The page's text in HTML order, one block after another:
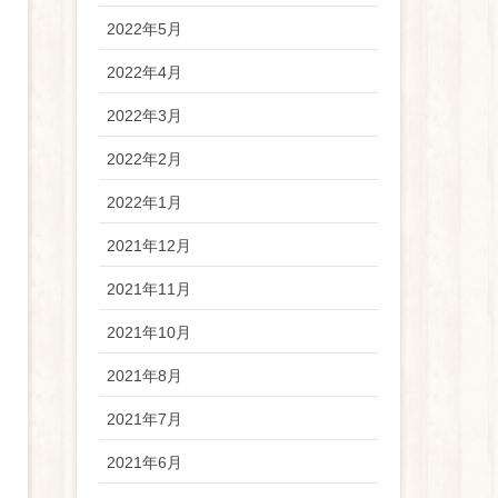
2022年5月
2022年4月
2022年3月
2022年2月
2022年1月
2021年12月
2021年11月
2021年10月
2021年8月
2021年7月
2021年6月